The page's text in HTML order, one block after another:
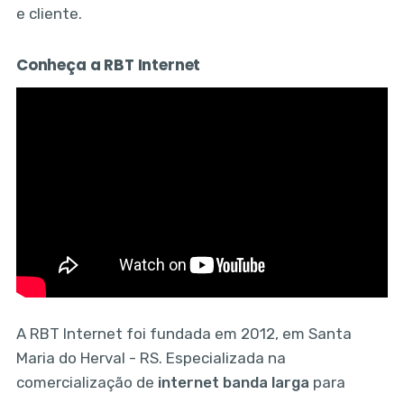
e cliente.
Conheça a RBT Internet
A RBT Internet foi fundada em 2012, em Santa
Maria do Herval - RS. Especializada na
comercialização de internet banda larga para